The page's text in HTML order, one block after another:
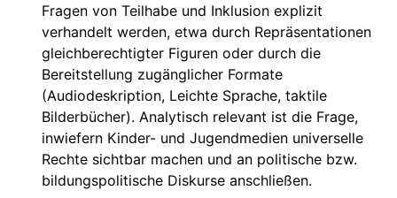
Fragen von Teilhabe und Inklusion explizit
verhandelt werden, etwa durch Repräsentationen
gleichberechtigter Figuren oder durch die
Bereitstellung zugänglicher Formate
(Audiodeskription, Leichte Sprache, taktile
Bilderbücher). Analytisch relevant ist die Frage,
inwiefern Kinder- und Jugendmedien universelle
Rechte sichtbar machen und an politische bzw.
bildungspolitische Diskurse anschließen.